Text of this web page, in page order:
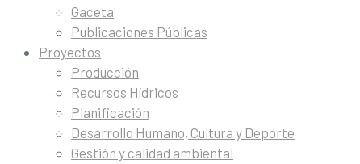
Gaceta
Publicaciones Públicas
Proyectos
Producción
Recursos Hídricos
Planificación
Desarrollo Humano, Cultura y Deporte
Gestión y calidad ambiental